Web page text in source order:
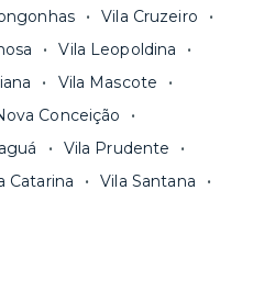
Vila Cruzeiro
Vila Leopoldina
Vila Mascote
Conceição
Vila Prudente
Catarina
Vila Santana